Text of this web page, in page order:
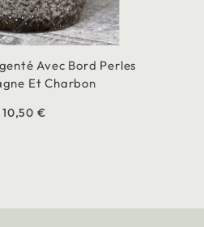
Avec Bord Perles
Et Charbon
10,50 €